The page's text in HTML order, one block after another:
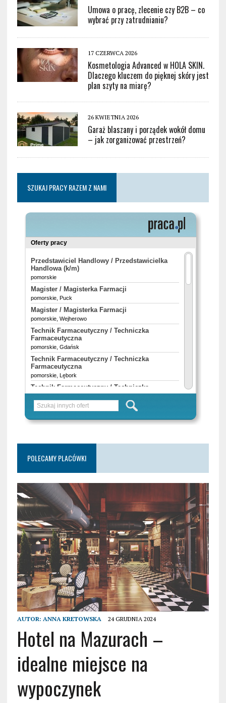
Umowa o pracę, zlecenie czy B2B – co
wybrać przy zatrudnianiu?
17 CZERWCA 2026
Kosmetologia Advanced w HOLA SKIN.
Dlaczego kluczem do pięknej skóry jest
plan szyty na miarę?
26 KWIETNIA 2026
Garaż blaszany i porządek wokół domu
– jak zorganizować przestrzeń?
SZUKAJ PRACY RAZEM Z NAMI
POLECAMY PLACÓWKI
AUTOR: ANNA KRETOWSKA 24 GRUDNIA 2024
Hotel na Mazurach –
idealne miejsce na
wypoczynek